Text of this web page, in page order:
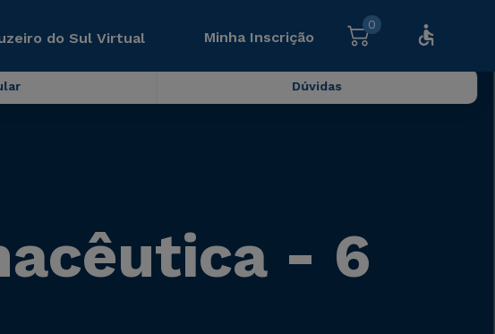
do Sul Virtual Minha Inscrição
0
Dúvidas
- 6